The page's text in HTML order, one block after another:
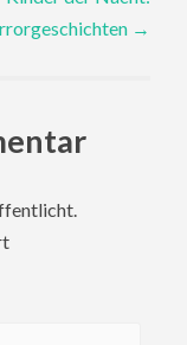
→